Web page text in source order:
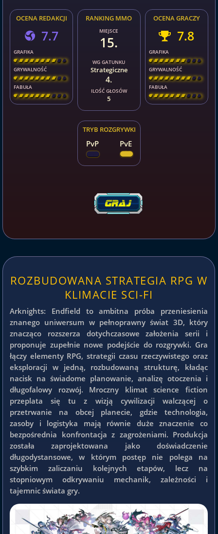
TRYB ROZGRYWKI
PvP PvE
RANKING MMO
MIEJSCE
15.
WG GATUNKU
Strategiczne
4.
ILOŚĆ GŁOSÓW
5
OCENA GRACZY
7.8
GRAFIKA
[ \ \ \ \ \ \ \ \ ]
GRYWALNOŚĆ
[ \ \ \ \ \ \ \ \ ]
FABUŁA
[ \ \ \ \ \ \ \ \ ]
OCENA REDAKCJI
7.7
GRAFIKA
[ \ \ \ \ \ \ \ \ ]
GRYWALNOŚĆ
[ \ \ \ \ \ \ \ \ ]
FABUŁA
[ \ \ \ \ \ \ \ \ ]
ROZBUDOWANA STRATEGIA RPG W
KLIMACIE SCI-FI
Arknights: Endfield to ambitna próba przeniesienia
znanego uniwersum w pełnoprawny świat 3D, który
znacząco rozszerza dotychczasowe założenia serii i
proponuje zupełnie nowe podejście do rozgrywki. Gra
łączy elementy RPG, strategii czasu rzeczywistego oraz
eksploracji w jedną, rozbudowaną strukturę, kładąc
nacisk na świadome planowanie, analizę otoczenia i
długofalowy rozwój. Mroczny klimat science fiction
przeplata się tu z wizją cywilizacji walczącej o
przetrwanie na obcej planecie, gdzie technologia,
zasoby i logistyka mają równie duże znaczenie co
bezpośrednia konfrontacja z zagrożeniami. Produkcja
została zaprojektowana jako doświadczenie
długodystansowe, w którym postęp nie polega na
szybkim zaliczaniu kolejnych etapów, lecz na
stopniowym odkrywaniu mechanik, zależności i
tajemnic świata gry.